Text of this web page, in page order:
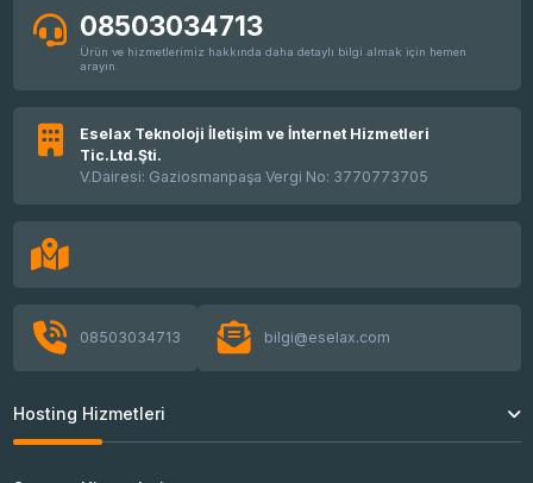
08503034713
Ürün ve hizmetlerimiz hakkında daha detaylı bilgi almak için hemen
arayın.
Eselax Teknoloji İletişim ve İnternet Hizmetleri
Tic.Ltd.Şti.
V.Dairesi: Gaziosmanpaşa Vergi No: 3770773705
08503034713 bilgi@eselax.com
Hosting Hizmetleri